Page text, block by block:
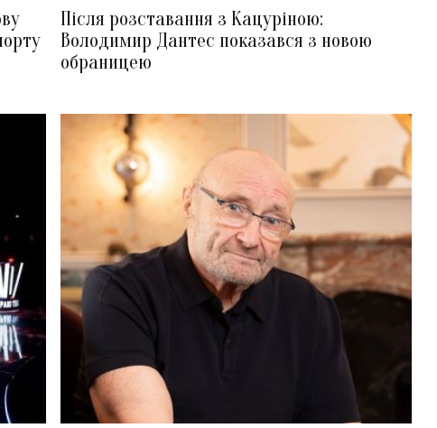
Після розставання з Кацуріною:
Володимир Дантес показався з новою
обраницею